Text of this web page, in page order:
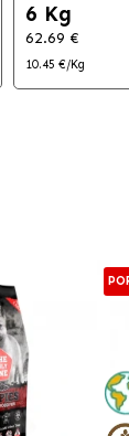
6 Kg
62.69 €
10.45 €/Kg